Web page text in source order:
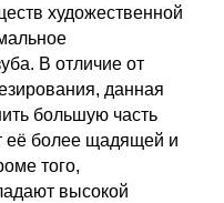
художественной
В отличие от
данная
большую часть
её более щадящей и
того,
высокой